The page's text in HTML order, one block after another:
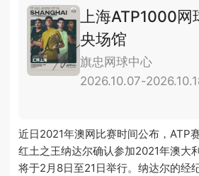
上海ATP1000
央场馆
旗忠网球中心
2026.10.07-
近日2021年澳网比赛时间公布，ATP
红土之王纳达尔确认参加2021年澳大
将于2月8日至21日举行。纳达尔的经